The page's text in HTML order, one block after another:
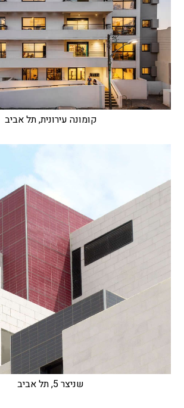
קומונה עירונית, תל אביב
שניצר 5, תל אביב